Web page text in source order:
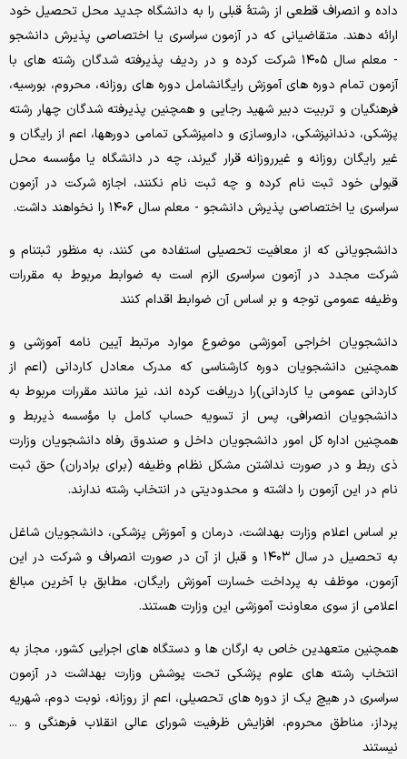
داده و انصراف قطعی از رشتۀ قبلی را به دانشگاه جدید محل تحصیل خود
ارائه دهند. متقاضیانی که در آزمون سراسری یا اختصاصی پذیرش دانشجو
- معلم سال ۱۴۰۵ شرکت کرده و در ردیف پذیرفته شدگان رشته های با
آزمون تمام دوره های آموزش رایگانشامل دوره های روزانه، محروم، بورسیه،
فرهنگیان و تربیت دبیر شهید رجایی و همچنین پذیرفته شدگان چهار رشته
پزشکی، دندانپزشکی، داروسازی و دامپزشکی تمامی دورهها، اعم از رایگان و
غیر رایگان روزانه و غیرروزانه قرار گیرند، چه در دانشگاه یا مؤسسه محل
قبولی خود ثبت نام کرده و چه ثبت نام نکنند، اجازه شرکت در آزمون
سراسری یا اختصاصی پذیرش دانشجو - معلم سال ۱۴۰۶ را نخواهند داشت.
دانشجویانی که از معافیت تحصیلی استفاده می کنند، به منظور ثبتنام و
شرکت مجدد در آزمون سراسری الزم است به ضوابط مربوط به مقررات
وظیفه عمومی توجه و بر اساس آن ضوابط اقدام کنند
دانشجویان اخراجی آموزشی موضوع موارد مرتبط آیین نامه آموزشی و
همچنین دانشجویان دوره کارشناسی که مدرک معادل کاردانی (اعم از
کاردانی عمومی یا کاردانی)را دریافت کرده اند، نیز مانند مقررات مربوط به
دانشجویان انصرافی، پس از تسویه حساب کامل با مؤسسه ذیربط و
همچنین اداره کل امور دانشجویان داخل و صندوق رفاه دانشجویان وزارت
ذی ربط و در صورت نداشتن مشکل نظام وظیفه (برای برادران) حق ثبت
نام در این آزمون را داشته و محدودیتی در انتخاب رشته ندارند.
بر اساس اعلام وزارت بهداشت، درمان و آموزش پزشکی، دانشجویان شاغل
به تحصیل در سال ۱۴۰۳ و قبل از آن در صورت انصراف و شرکت در این
آزمون، موظف به پرداخت خسارت آموزش رایگان، مطابق با آخرین مبالغ
اعلامی از سوی معاونت آموزشی این وزارت هستند.
همچنین متعهدین خاص به ارگان ها و دستگاه های اجرایی کشور، مجاز به
انتخاب رشته های علوم پزشکی تحت پوشش وزارت بهداشت در آزمون
سراسری در هیچ یک از دوره های تحصیلی، اعم از روزانه، نوبت دوم، شهریه
پرداز، مناطق محروم، افزایش ظرفیت شورای عالی انقلاب فرهنگی و ...
نیستند